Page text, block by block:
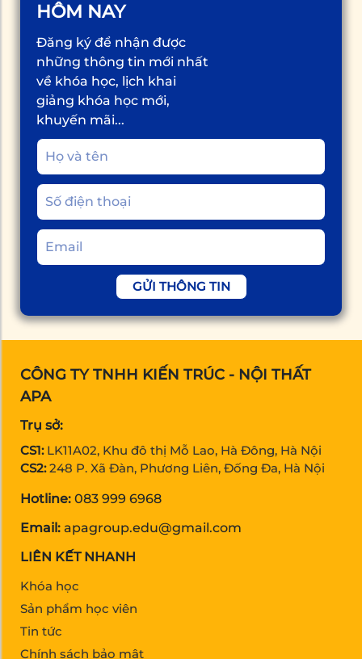
HÔM NAY
Đăng ký để nhận được
những thông tin mới nhất
về khóa học, lịch khai
giảng khóa học mới,
khuyến mãi...
GỬI THÔNG TIN
CÔNG TY TNHH KIẾN TRÚC - NỘI THẤT
APA
Trụ sở:
CS1: LK11A02, Khu đô thị Mỗ Lao, Hà Đông, Hà Nội
CS2: 248 P. Xã Đàn, Phương Liên, Đống Đa, Hà Nội
Hotline: 083 999 6968
Email: apagroup.edu@gmail.com
LIÊN KẾT NHANH
Khóa học
Sản phẩm học viên
Tin tức
Chính sách bảo mật